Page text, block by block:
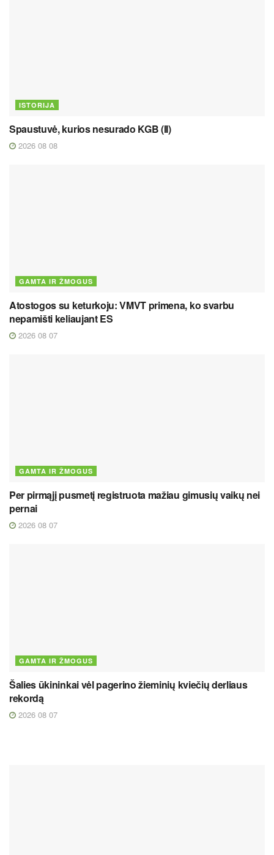
ISTORIJA
Spaustuvė, kurios nesurado KGB (II)
2026 08 08
GAMTA IR ŽMOGUS
Atostogos su keturkoju: VMVT primena, ko svarbu
nepamišti keliaujant ES
2026 08 07
GAMTA IR ŽMOGUS
Per pirmąjį pusmetį registruota mažiau gimusių vaikų nei
pernai
2026 08 07
GAMTA IR ŽMOGUS
Šalies ūkininkai vėl pagerino žieminių kviečių derliaus
rekordą
2026 08 07